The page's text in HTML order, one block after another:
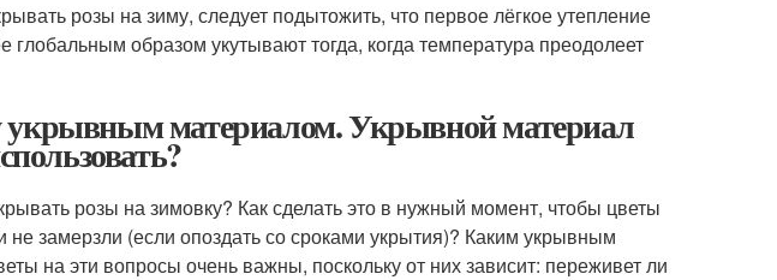
розы на зиму, следует подытожить, что первое лёгкое утепление
образом укутывают тогда, когда температура преодолеет
материалом. Укрывной материал
розы на зимовку? Как сделать это в нужный момент, чтобы цветы
замерзли (если опоздать со сроками укрытия)? Каким укрывным
на эти вопросы очень важны, поскольку от них зависит: переживет ли